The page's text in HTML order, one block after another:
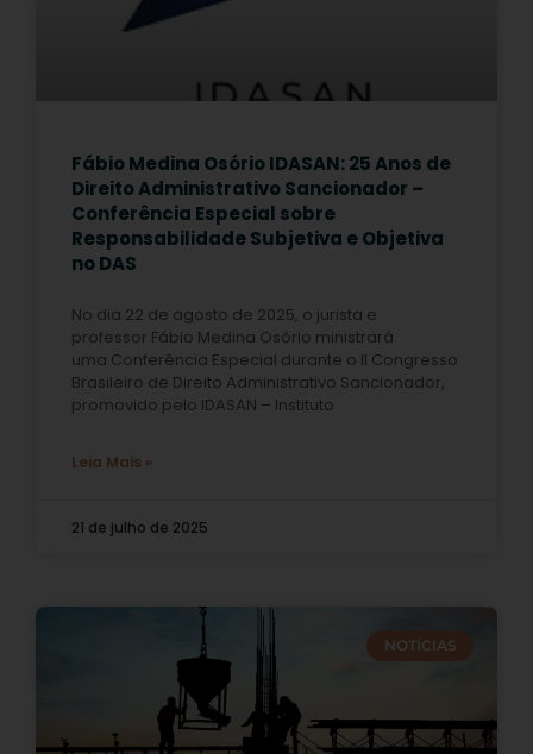
Fábio Medina Osório IDASAN: 25 Anos de
Direito Administrativo Sancionador –
Conferência Especial sobre
Responsabilidade Subjetiva e Objetiva
no DAS
No dia 22 de agosto de 2025, o jurista e
professor Fábio Medina Osório ministrará
uma Conferência Especial durante o II Congresso
Brasileiro de Direito Administrativo Sancionador,
promovido pelo IDASAN – Instituto
Leia Mais »
21 de julho de 2025
NOTÍCIAS